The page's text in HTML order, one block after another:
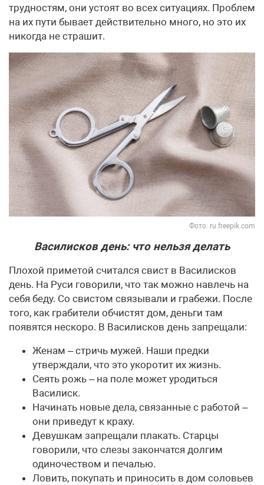
трудностям, они устоят во всех ситуациях. Проблем
на их пути бывает действительно много, но это их
никогда не страшит.
Фото: ru.freepik.com
Василисков день: что нельзя делать
Плохой приметой считался свист в Василисков
день. На Руси говорили, что так можно навлечь на
себя беду. Со свистом связывали и грабежи. После
того, как грабители обчистят дом, деньги там
появятся нескоро. В Василисков день запрещали:
Женам – стричь мужей. Наши предки
утверждали, что это укоротит их жизнь.
Сеять рожь – на поле может уродиться
Василиск.
Начинать новые дела, связанные с работой –
они приведут к краху.
Девушкам запрещали плакать. Старцы
говорили, что слезы закончатся долгим
одиночеством и печалью.
Ловить, покупать и приносить в дом соловьев